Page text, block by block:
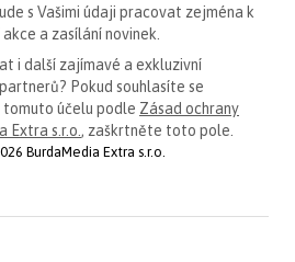
s Vašimi údaji pracovat zejména k
a zasílání novinek.
i další zajímavé a exkluzivní
Pokud souhlasíte se
tomuto účelu podle Zásad ochrany
Extra s.r.o. , zaškrtněte toto pole.
BurdaMedia Extra s.r.o.